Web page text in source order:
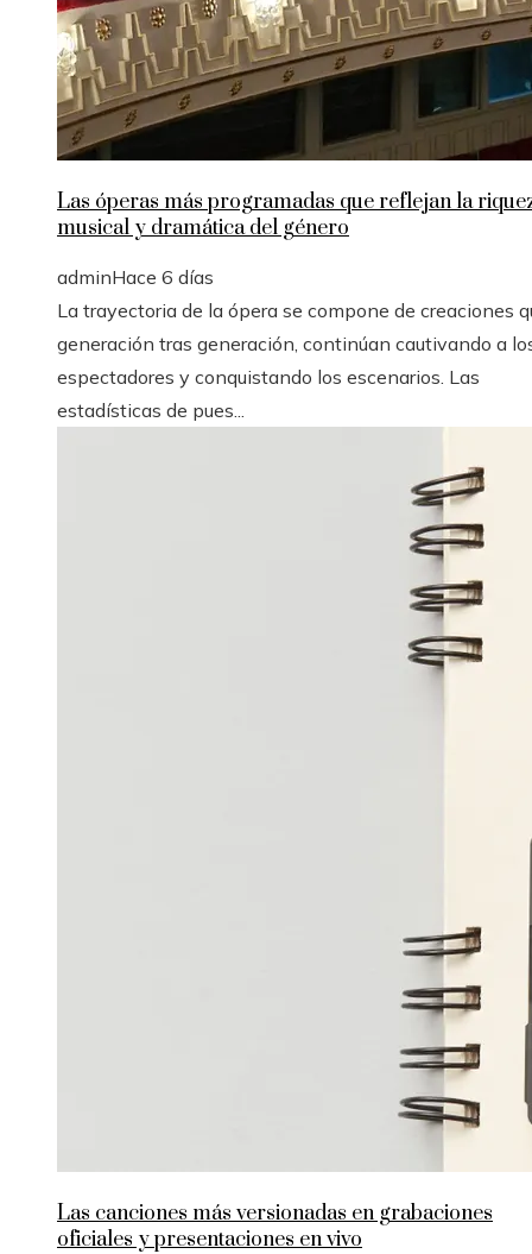
Las óperas más programadas que reflejan la
musical y dramática del género
adminHace 6 días
La trayectoria de la ópera se compone de creaciones
generación tras generación, continúan cautivando a
espectadores y conquistando los escenarios. Las
estadísticas de pues...
Las canciones más versionadas en grabaciones
oficiales y presentaciones en vivo